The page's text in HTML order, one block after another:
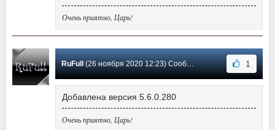
Очень приятно, Царь!
RuFull(26 ноября 2020 12:23) Сообщение #22 1
Добавлена версия 5.6.0.280
Очень приятно, Царь!